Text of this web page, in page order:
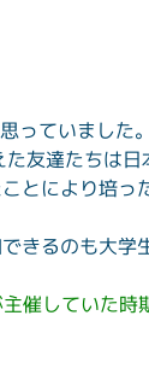
っていました
友達たちは日
とにより培っ
きるのも大学
催していた時